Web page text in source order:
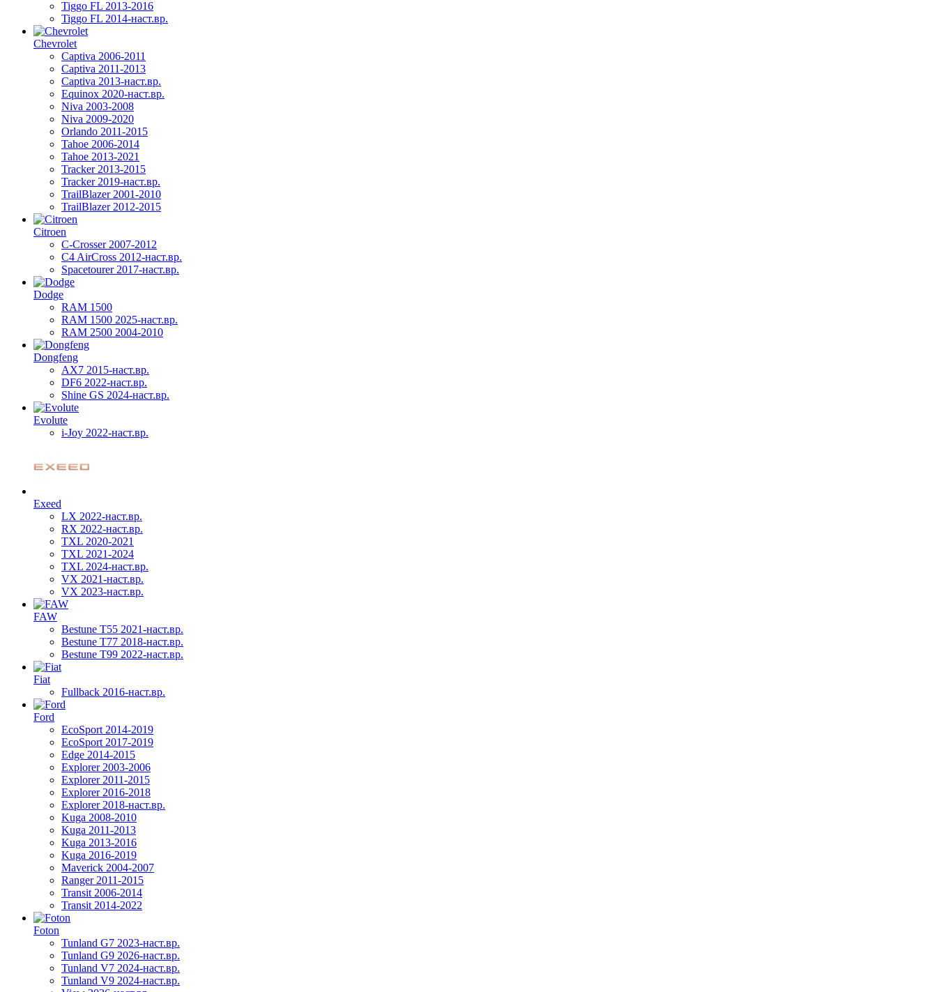
Tiggo FL 2013-2016
Tiggo FL 2014-наст.вр.
Chevrolet
Captiva 2006-2011
Captiva 2011-2013
Captiva 2013-наст.вр.
Equinox 2020-наст.вр.
Niva 2003-2008
Niva 2009-2020
Orlando 2011-2015
Tahoe 2006-2014
Tahoe 2013-2021
Tracker 2013-2015
Tracker 2019-наст.вр.
TrailBlazer 2001-2010
TrailBlazer 2012-2015
Citroen
C-Crosser 2007-2012
C4 AirCross 2012-наст.вр.
Spacetourer 2017-наст.вр.
Dodge
RAM 1500
RAM 1500 2025-наст.вр.
RAM 2500 2004-2010
Dongfeng
AX7 2015-наст.вр.
DF6 2022-наст.вр.
Shine GS 2024-наст.вр.
Evolute
i-Joy 2022-наст.вр.
Exeed
LX 2022-наст.вр.
RX 2022-наст.вр.
TXL 2020-2021
TXL 2021-2024
TXL 2024-наст.вр.
VX 2021-наст.вр.
VX 2023-наст.вр.
FAW
Bestune T55 2021-наст.вр.
Bestune T77 2018-наст.вр.
Bestune T99 2022-наст.вр.
Fiat
Fullback 2016-наст.вр.
Ford
EcoSport 2014-2019
EcoSport 2017-2019
Edge 2014-2015
Explorer 2003-2006
Explorer 2011-2015
Explorer 2016-2018
Explorer 2018-наст.вр.
Kuga 2008-2010
Kuga 2011-2013
Kuga 2013-2016
Kuga 2016-2019
Maverick 2004-2007
Ranger 2011-2015
Transit 2006-2014
Transit 2014-2022
Foton
Tunland G7 2023-наст.вр.
Tunland G9 2026-наст.вр.
Tunland V7 2024-наст.вр.
Tunland V9 2024-наст.вр.